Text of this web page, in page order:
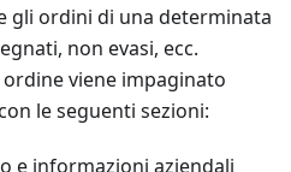
gli ordini di una determinata
non evasi, ecc.
viene impaginato
le seguenti sezioni:
e informazioni aziendali